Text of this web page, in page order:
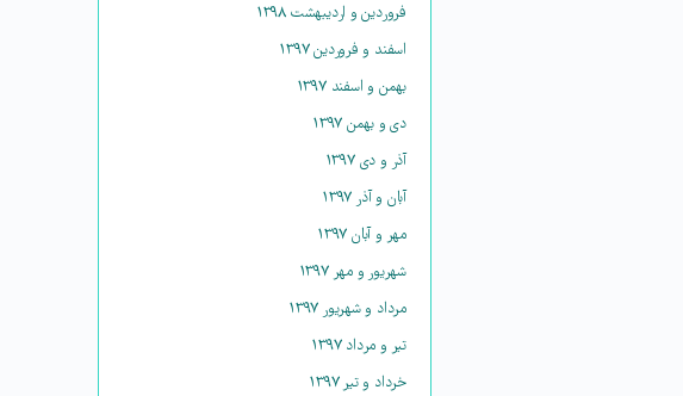
فروردین و اردیبهشت ۱۳۹۸
اسفند و فروردین ۱۳۹۷
بهمن و اسفند ۱۳۹۷
دی و بهمن ۱۳۹۷
آذر و دی ۱۳۹۷
آبان و آذر ۱۳۹۷
مهر و آبان ۱۳۹۷
شهریور و مهر ۱۳۹۷
مرداد و شهریور ۱۳۹۷
تیر و مرداد ۱۳۹۷
خرداد و تیر ۱۳۹۷